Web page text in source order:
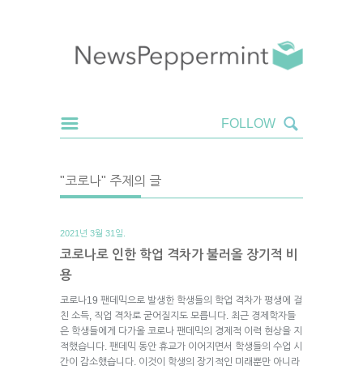
"코로나" 주제의 글
2021년 3월 31일.
코로나로 인한 학업 격차가 불러올 장기적 비
용
코로나19 팬데믹으로 발생한 학생들의 학업 격차가 평생에 걸
친 소득, 직업 격차로 굳어질지도 모릅니다. 최근 경제학자들
은 학생들에게 다가올 코로나 팬데믹의 경제적 이력 현상을 지
적했습니다. 팬데믹 동안 휴교가 이어지면서 학생들의 수업 시
간이 감소했습니다. 이것이 학생의 장기적인 미래뿐만 아니라